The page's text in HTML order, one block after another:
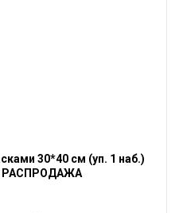
30*40 см (уп. 1 наб.)
- РАСПРОДАЖА